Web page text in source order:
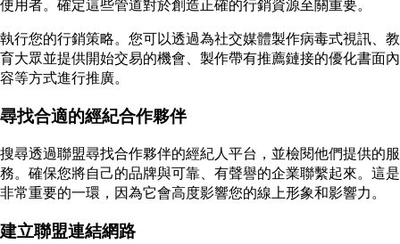
使用者。確定這些管道對於創造正確的行銷資源至關重要。
執行您的行銷策略。您可以透過為社交媒體製作病毒式視訊、教
育大眾並提供開始交易的機會、製作帶有推薦鏈接的優化書面內
容等方式進行推廣。
尋找合適的經紀合作夥伴
搜尋透過聯盟尋找合作夥伴的經紀人平台，並檢閱他們提供的服
務。確保您將自己的品牌與可靠、有聲譽的企業聯繫起來。這是
非常重要的一環，因為它會高度影響您的線上形象和影響力。
建立聯盟連結網路